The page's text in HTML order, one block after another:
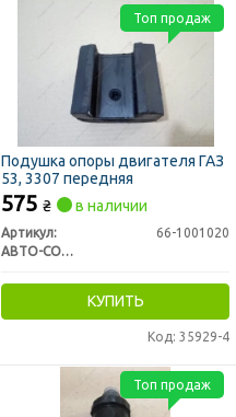
Подушка опоры двигателя ГАЗ
53, 3307 передняя
575 ₴ в наличии
Артикул:
66-1001020
АВТО-СОЮЗ 88
КУПИТЬ
Код: 35929-4
Топ продаж
Топ продаж